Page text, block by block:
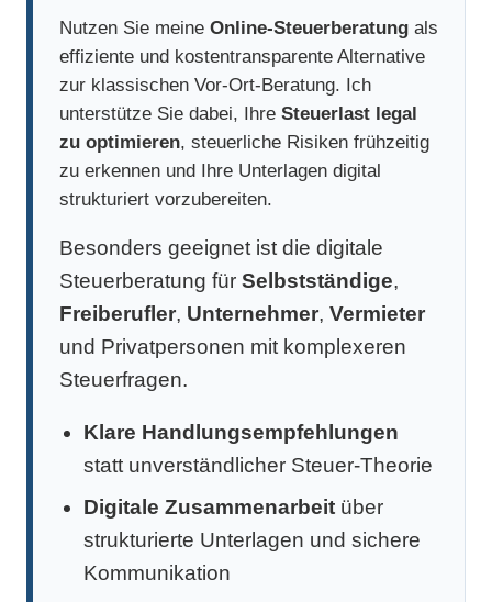
Nutzen Sie meine Online-Steuerberatung als
effiziente und kostentransparente Alternative
zur klassischen Vor-Ort-Beratung. Ich
unterstütze Sie dabei, Ihre Steuerlast legal
zu optimieren, steuerliche Risiken frühzeitig
zu erkennen und Ihre Unterlagen digital
strukturiert vorzubereiten.
Besonders geeignet ist die digitale
Steuerberatung für Selbstständige,
Freiberufler, Unternehmer, Vermieter
und Privatpersonen mit komplexeren
Steuerfragen.
Klare Handlungsempfehlungen
statt unverständlicher Steuer-Theorie
Digitale Zusammenarbeit über
strukturierte Unterlagen und sichere
Kommunikation